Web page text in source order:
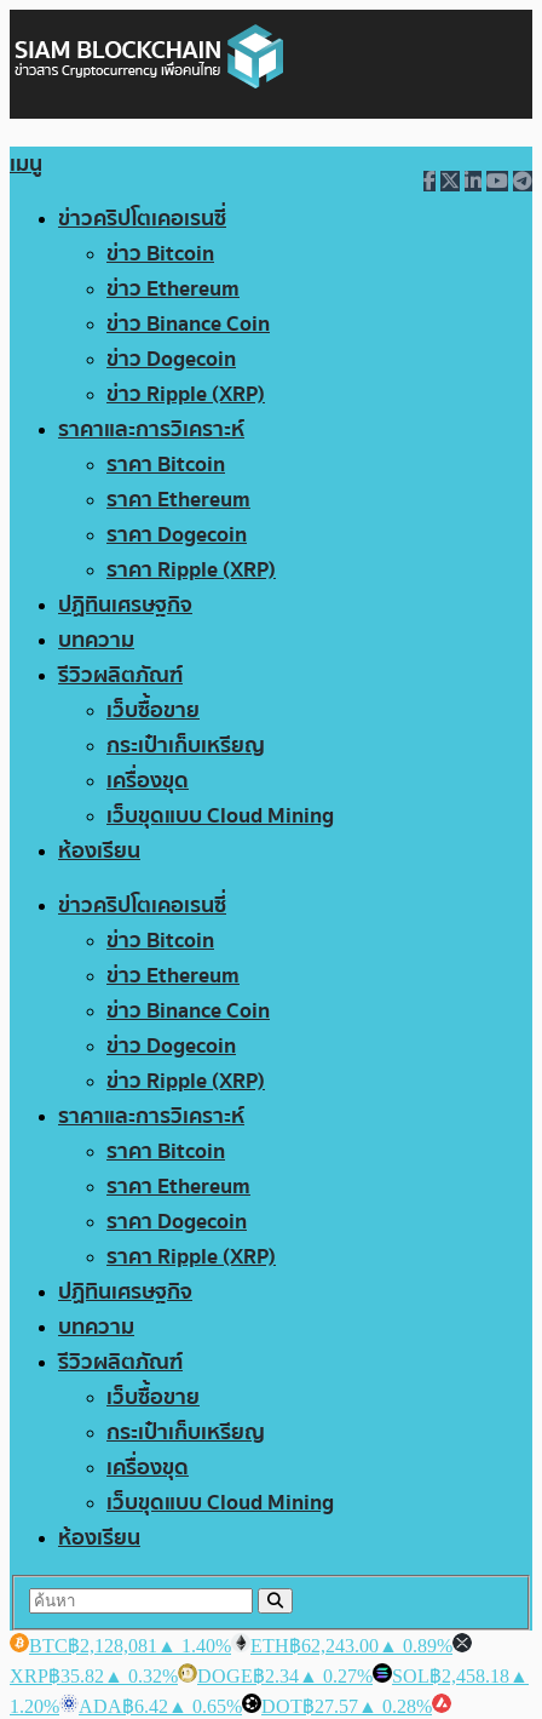
เมนู
ข่าวคริปโตเคอเรนซี่
ข่าว Bitcoin
ข่าว Ethereum
ข่าว Binance Coin
ข่าว Dogecoin
ข่าว Ripple (XRP)
ราคาและการวิเคราะห์
ราคา Bitcoin
ราคา Ethereum
ราคา Dogecoin
ราคา Ripple (XRP)
ปฏิทินเศรษฐกิจ
บทความ
รีวิวผลิตภัณฑ์
เว็บซื้อขาย
กระเป๋าเก็บเหรียญ
เครื่องขุด
เว็บขุดแบบ Cloud Mining
ห้องเรียน
ข่าวคริปโตเคอเรนซี่
ข่าว Bitcoin
ข่าว Ethereum
ข่าว Binance Coin
ข่าว Dogecoin
ข่าว Ripple (XRP)
ราคาและการวิเคราะห์
ราคา Bitcoin
ราคา Ethereum
ราคา Dogecoin
ราคา Ripple (XRP)
ปฏิทินเศรษฐกิจ
บทความ
รีวิวผลิตภัณฑ์
เว็บซื้อขาย
กระเป๋าเก็บเหรียญ
เครื่องขุด
เว็บขุดแบบ Cloud Mining
ห้องเรียน
BTC฿2,128,081 ▲ 1.40% ETH฿62,243.00 ▲ 0.89%
XRP฿35.82 ▲ 0.32% DOGE฿2.34 ▲ 0.27% SOL฿2,458.18 ▲
1.20%
ADA฿6.42 ▲ 0.65% DOT฿27.57 ▲ 0.28%